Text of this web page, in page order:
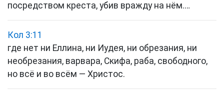
посредством креста, убив вражду на нём.…
Кол 3:11
где нет ни Еллина, ни Иудея, ни обрезания, ни
необрезания, варвара, Скифа, раба, свободного,
но всё и во всём — Христос.